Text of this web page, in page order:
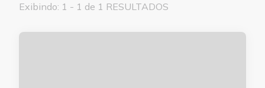
Exibindo: 1 - 1 de 1 RESULTADOS